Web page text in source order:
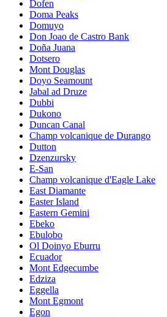
Dofen
Doma Peaks
Domuyo
Don Joao de Castro Bank
Doña Juana
Dotsero
Mont Douglas
Doyo Seamount
Jabal ad Druze
Dubbi
Dukono
Duncan Canal
Champ volcanique de Durango
Dutton
Dzenzursky
E-San
Champ volcanique d'Eagle Lake
East Diamante
Easter Island
Eastern Gemini
Ebeko
Ebulobo
Ol Doinyo Eburru
Ecuador
Mont Edgecumbe
Edziza
Eggella
Mont Egmont
Egon